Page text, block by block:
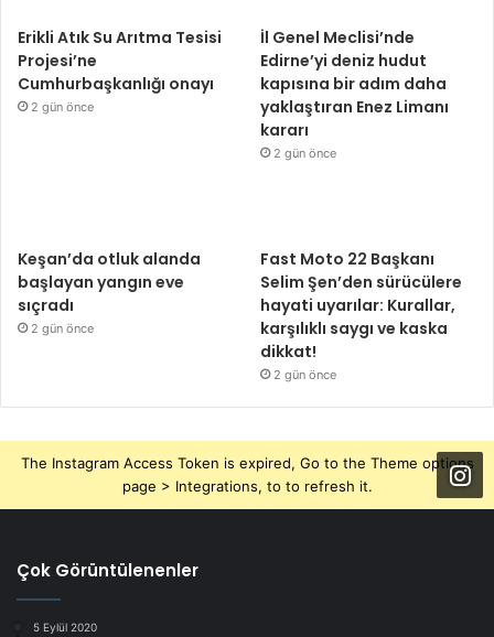
Erikli Atık Su Arıtma Tesisi
Projesi’ne
Cumhurbaşkanlığı onayı
2 gün önce
İl Genel Meclisi’nde
Edirne’yi deniz hudut
kapısına bir adım daha
yaklaştıran Enez Limanı
kararı
2 gün önce
Keşan’da otluk alanda
başlayan yangın eve
sıçradı
2 gün önce
Fast Moto 22 Başkanı
Selim Şen’den sürücülere
hayati uyarılar: Kurallar,
karşılıklı saygı ve kaska
dikkat!
2 gün önce
The Instagram Access Token is expired, Go to the Theme options
page > Integrations, to to refresh it.
Çok Görüntülenenler
5 Eylül 2020